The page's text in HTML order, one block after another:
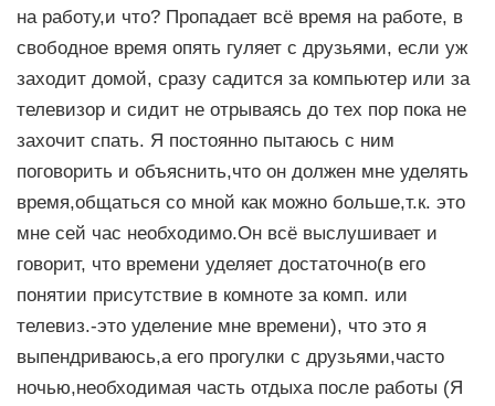
на работу,и что? Пропадает всё время на работе, в
свободное время опять гуляет с друзьями, если уж
заходит домой, сразу садится за компьютер или за
телевизор и сидит не отрываясь до тех пор пока не
захочит спать. Я постоянно пытаюсь с ним
поговорить и объяснить,что он должен мне уделять
время,общаться со мной как можно больше,т.к. это
мне сей час необходимо.Он всё выслушивает и
говорит, что времени уделяет достаточно(в его
понятии присутствие в комноте за комп. или
телевиз.-это уделение мне времени), что это я
выпендриваюсь,а его прогулки с друзьями,часто
ночью,необходимая часть отдыха после работы (Я